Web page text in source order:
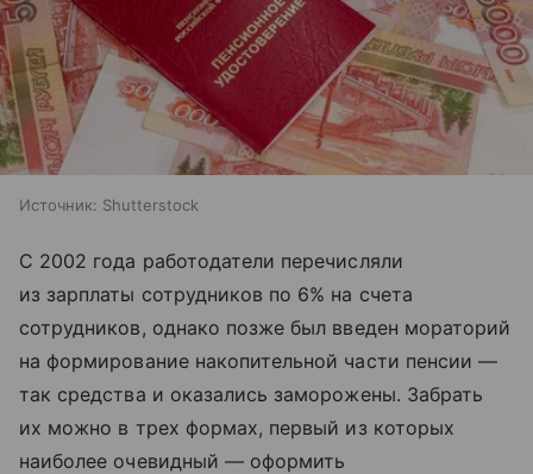
Источник: Shutterstock
С 2002 года работодатели перечисляли
из зарплаты сотрудников по 6% на счета
сотрудников, однако позже был введен мораторий
на формирование накопительной части пенсии —
так средства и оказались заморожены. Забрать
их можно в трех формах, первый из которых
наиболее очевидный — оформить